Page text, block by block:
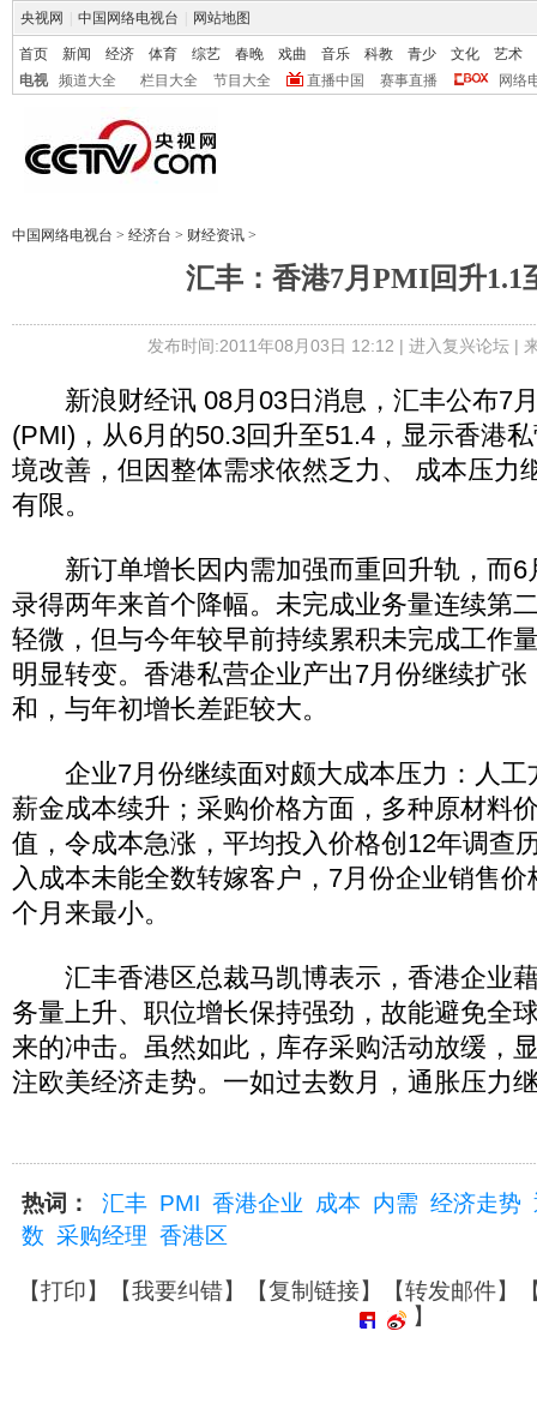
央视网 中国网络电视台 网站地图
首页 新闻 经济 体育 综艺 春晚 戏曲 音乐 科教 青少 文化
艺术
电视
频道大全 栏目大全 节目大全 直播中国 赛事直播 网络
中国网络电视台 > 经济台 > 财经资讯 >
汇丰：香港7月PMI回升1.1
发布时间:2011年08月03日 12:12 | 进入复兴论坛|
新浪财经讯 08月03日消息，汇丰公布7
(PMI)，从6月的50.3回升至51.4，显示香港
境改善，但因整体需求依然乏力、 成本压力
有限。
新订单增长因内需加强而重回升轨，而6
录得两年来首个降幅。未完成业务量连续第
轻微，但与今年较早前持续累积未完成工作
明显转变。香港私营企业产出7月份继续扩
和，与年初增长差距较大。
企业7月份继续面对颇大成本压力：人工
薪金成本续升；采购价格方面，多种原材料
值，令成本急涨，平均投入价格创12年调查
入成本未能全数转嫁客户，7月份企业销售
个月来最小。
汇丰香港区总裁马凯博表示，香港企业
务量上升、职位增长保持强劲，故能避免全
来的冲击。虽然如此，库存采购活动放缓，
注欧美经济走势。一如过去数月，通胀压力
热词： 汇丰 PMI 香港企业 成本 内需 经济走势
数 采购经理 香港区
【打印】【我要纠错】【复制链接】【转发邮件】
】